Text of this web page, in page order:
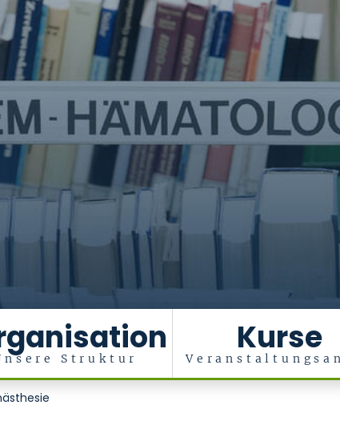
Struktur
Kurse